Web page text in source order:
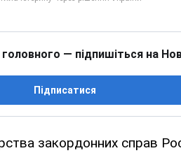
— підпишіться на
Підписатися
закордонних справ